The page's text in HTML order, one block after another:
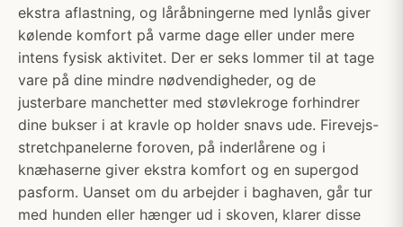
ekstra aflastning, og låråbningerne med lynlås giver
kølende komfort på varme dage eller under mere
intens fysisk aktivitet. Der er seks lommer til at tage
vare på dine mindre nødvendigheder, og de
justerbare manchetter med støvlekroge forhindrer
dine bukser i at kravle op holder snavs ude. Firevejs-
stretchpanelerne foroven, på inderlårene og i
knæhaserne giver ekstra komfort og en supergod
pasform. Uanset om du arbejder i baghaven, går tur
med hunden eller hænger ud i skoven, klarer disse